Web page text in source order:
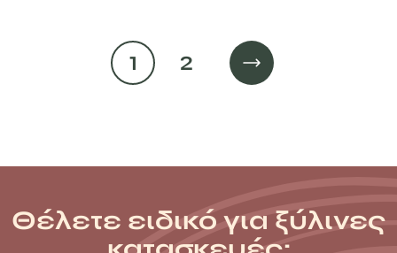
1 2
Θέλετε ειδικό για ξύλινες